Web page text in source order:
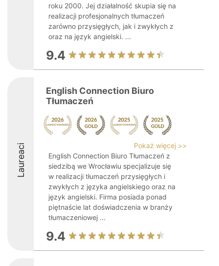
roku 2000. Jej działalność skupia się na
realizacji profesjonalnych tłumaczeń
zarówno przysięgłych, jak i zwykłych z
oraz na język angielski. ...
9.4
Laureaci
English Connection Biuro
Tłumaczeń
Pokaż więcej >>
English Connection Biuro Tłumaczeń z
siedzibą we Wrocławiu specjalizuje się
w realizacji tłumaczeń przysięgłych i
zwykłych z języka angielskiego oraz na
język angielski. Firma posiada ponad
piętnaście lat doświadczenia w branży
tłumaczeniowej ...
9.4